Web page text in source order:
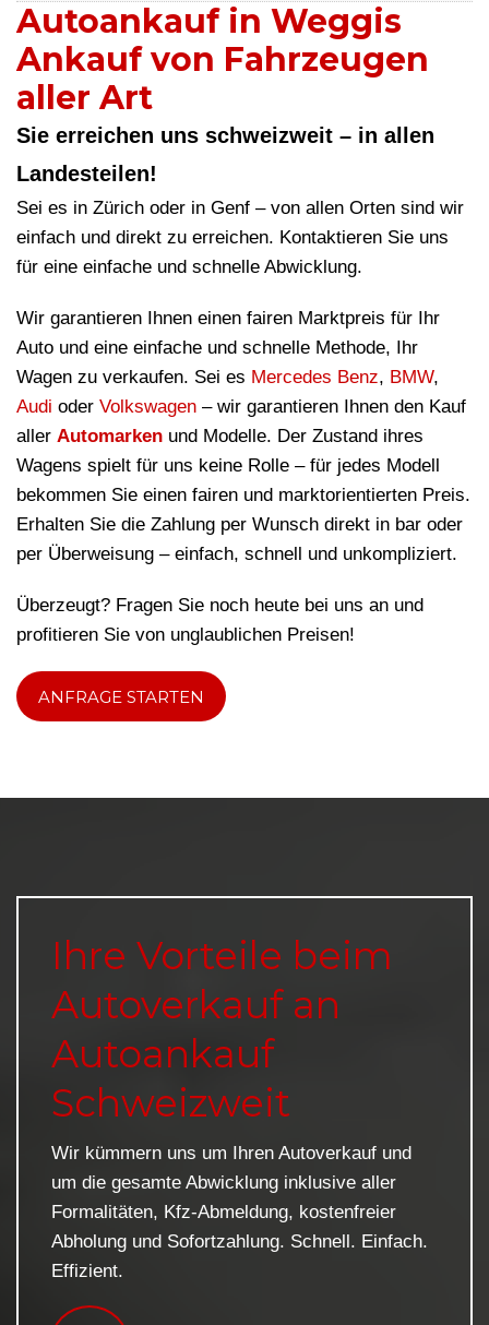
Autoankauf in Weggis
Ankauf von Fahrzeugen
aller Art
Sie erreichen uns schweizweit – in allen
Landesteilen!
Sei es in Zürich oder in Genf – von allen Orten sind wir
einfach und direkt zu erreichen. Kontaktieren Sie uns
für eine einfache und schnelle Abwicklung.
Wir garantieren Ihnen einen fairen Marktpreis für Ihr
Auto und eine einfache und schnelle Methode, Ihr
Wagen zu verkaufen. Sei es Mercedes Benz, BMW,
Audi oder Volkswagen – wir garantieren Ihnen den Kauf
aller Automarken und Modelle. Der Zustand ihres
Wagens spielt für uns keine Rolle – für jedes Modell
bekommen Sie einen fairen und marktorientierten Preis.
Erhalten Sie die Zahlung per Wunsch direkt in bar oder
per Überweisung – einfach, schnell und unkompliziert.
Überzeugt? Fragen Sie noch heute bei uns an und
profitieren Sie von unglaublichen Preisen!
ANFRAGE STARTEN
Ihre Vorteile beim
Autoverkauf an
Autoankauf
Schweizweit
Wir kümmern uns um Ihren Autoverkauf und
um die gesamte Abwicklung inklusive aller
Formalitäten, Kfz-Abmeldung, kostenfreier
Abholung und Sofortzahlung. Schnell. Einfach.
Effizient.